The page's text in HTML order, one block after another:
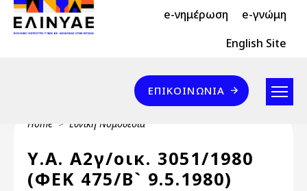
Skip to main content
Header Top 2 e-νημέρωση e-γνώμη
Header Top English Site
Επικοινωνία
ΕΠΙΚΟΙΝΩΝΊΑ
Breadcrumb
Home Εθνική Νομοθεσία
Υ.Α. Α2γ/οικ. 3051/1980
(ΦΕΚ 475/Β` 9.5.1980)